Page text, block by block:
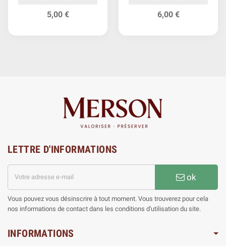
5,00 € 6,00 €
LETTRE D'INFORMATIONS
ok
Vous pouvez vous désinscrire à tout moment. Vous trouverez pour cela
nos informations de contact dans les conditions d'utilisation du site.
INFORMATIONS